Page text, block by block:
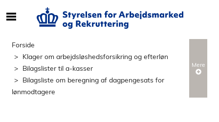
e
f
t
Forside
Klager om arbejdsløshedsforsikring og efterløn
Bilagslister til a-kasser
Bilagsliste om beregning af dagpengesats for
lønmodtagere